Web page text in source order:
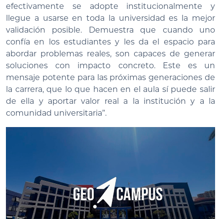
efectivamente se adopte institucionalmente y
llegue a usarse en toda la universidad es la mejor
validación posible. Demuestra que cuando uno
confía en los estudiantes y les da el espacio para
abordar problemas reales, son capaces de generar
soluciones con impacto concreto. Este es un
mensaje potente para las próximas generaciones de
la carrera, que lo que hacen en el aula sí puede salir
de ella y aportar valor real a la institución y a la
comunidad universitaria”.